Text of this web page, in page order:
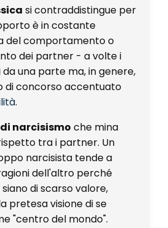
si contraddistingue per
è in costante
del comportamento o
dei partner - a volte i
una parte ma, in genere,
di concorso accentuato
.
narcisismo che mina
tra i partner. Un
narcisista tende a
dell'altro perché
di scarso valore,
pretesa visione di se
"centro del mondo".